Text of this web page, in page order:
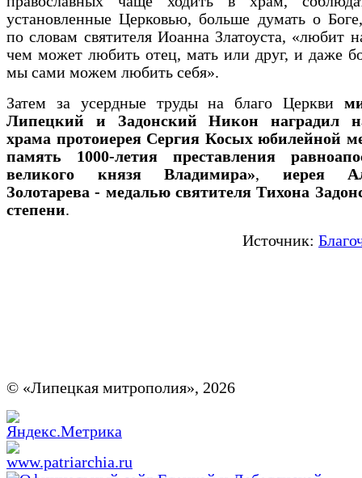
установленные Церковью, больше думать о
по словам святителя Иоанна Златоуста, «любит
чем может любить отец, мать или друг, и даже
мы сами можем любить себя».
Затем за усердные труды на благо Церкви
Липецкий и Задонский Никон наградил
храма протоиерея Сергия Косых юбилейной
память 1000-летия преставления
великого князя Владимира», иерея
Золотарева - медалью святителя Тихона
степени.
Источник:
© «Липецкая митрополия», 2026